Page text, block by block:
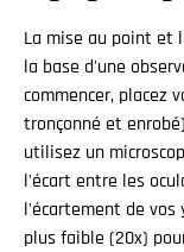
La mise au point et
la base d'une
commencer, placez
tronçonné et
utilisez un
l'écart entre les
l'écartement de vos
plus faible (20x)